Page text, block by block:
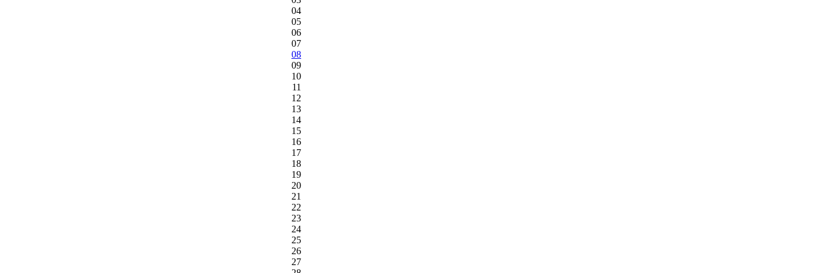
04
05
06
07
08
09
10
11
12
13
14
15
16
17
18
19
20
21
22
23
24
25
26
27